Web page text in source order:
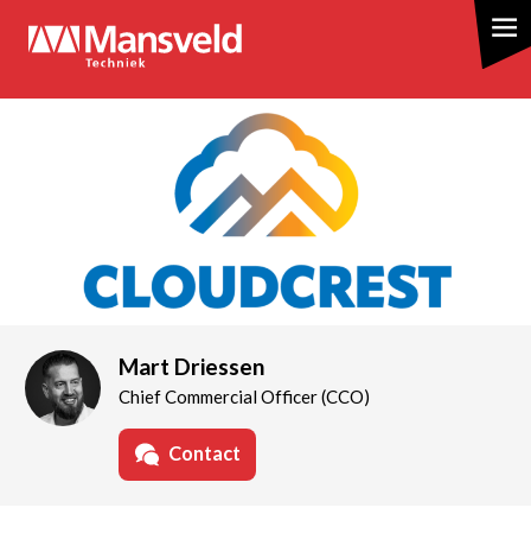
de
Mart Driessen
Chief Commercial Officer (CCO)
Contact